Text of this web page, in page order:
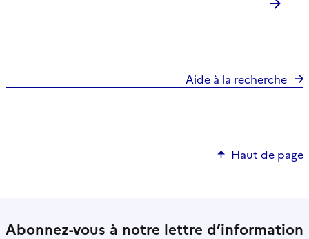
Aide à la recherche
Haut de page
Abonnez-vous à notre lettre d’information